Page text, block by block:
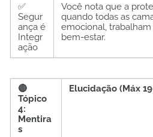
✅
Segur
ança é
Integr
ação
Você nota que a
quando todas as
emocional,
bem-estar.
🔴
Tópico
4:
Mentira
s
Elucidação (Máx